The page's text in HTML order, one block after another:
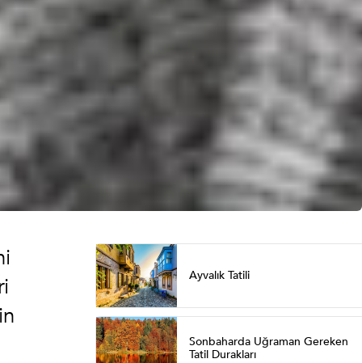
Ayvalık Tatili
Sonbaharda Uğraman Gereken
Tatil Durakları